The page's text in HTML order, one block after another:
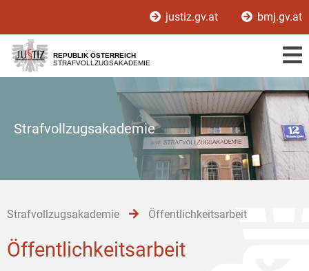
[1]
[2]
[3]
justiz.gv.at bmj.gv.at
REPUBLIK ÖSTERREICH
STRAFVOLLZUGSAKADEMIE
Strafvollzugsakademie
Strafvollzugsakademie Öffentlichkeitsarbeit
Öffentlichkeitsarbeit